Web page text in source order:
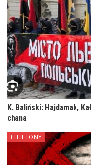
K. Baliński: Hajdamak,
chana
FELIETONY